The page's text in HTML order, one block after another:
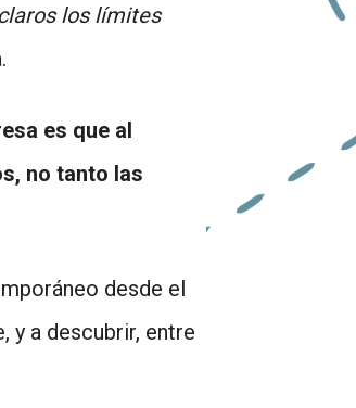
los límites
es que al
no tanto las
desde el
y a descubrir, entre